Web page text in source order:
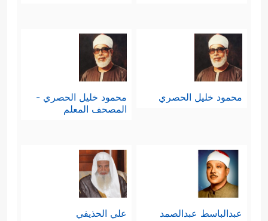
محمود خليل الحصري
محمود خليل الحصري -
المصحف المعلم
عبدالباسط عبدالصمد علي الحذيفي